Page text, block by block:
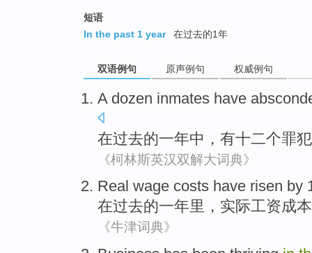
短语
In the past 1 year
在过去的1年
双语例句 原声例句 权威例句
A dozen inmates have
在过去的一年中 ， 有十二个罪犯
《柯林斯英汉双解大词典》
Real wage costs have risen by
在过去的一年里， 实际工资成本
《牛津词典》